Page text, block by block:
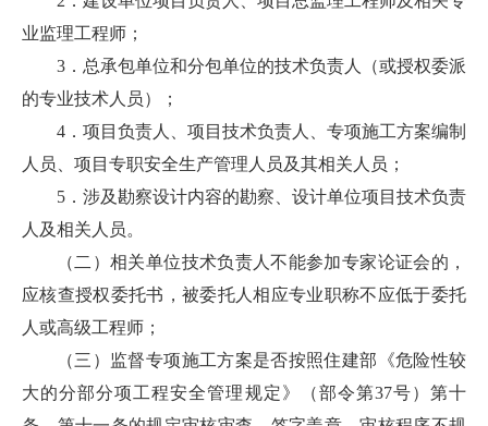
业监理工程师；
3．总承包单位和分包单位的技术负责人（或授权委派
的专业技术人员）；
4．项目负责人、项目技术负责人、专项施工方案编制
人员、项目专职安全生产管理人员及其相关人员；
5．涉及勘察设计内容的勘察、设计单位项目技术负责
人及相关人员。
（二）相关单位技术负责人不能参加专家论证会的，
应核查授权委托书，被委托人相应专业职称不应低于委托
人或高级工程师；
（三）监督专项施工方案是否按照住建部《危险性较
大的分部分项工程安全管理规定》（部令第37号）第十